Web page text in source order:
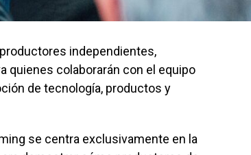
independientes,
quienes colaborarán con el equipo
de tecnología, productos y
se centra exclusivamente en la